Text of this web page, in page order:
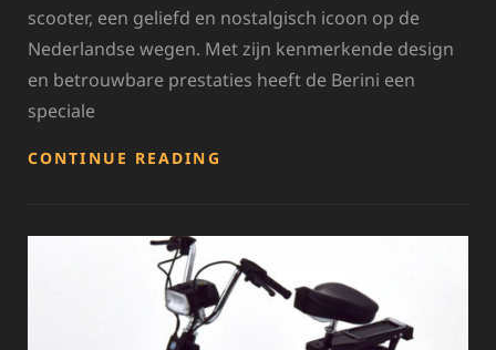
scooter, een geliefd en nostalgisch icoon op de
Nederlandse wegen. Met zijn kenmerkende design
en betrouwbare prestaties heeft de Berini een
speciale
CONTINUE READING
BERINI
SCOOTER:
EEN
NEDERLANDS